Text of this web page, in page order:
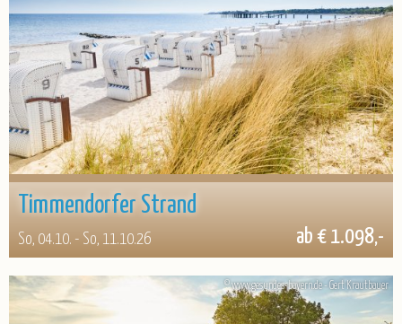
Timmendorfer Strand
So, 04.10. - So, 11.10.26 ab € 1.098,-
© www.gesundes-bayern.de - Gert Krautbauer